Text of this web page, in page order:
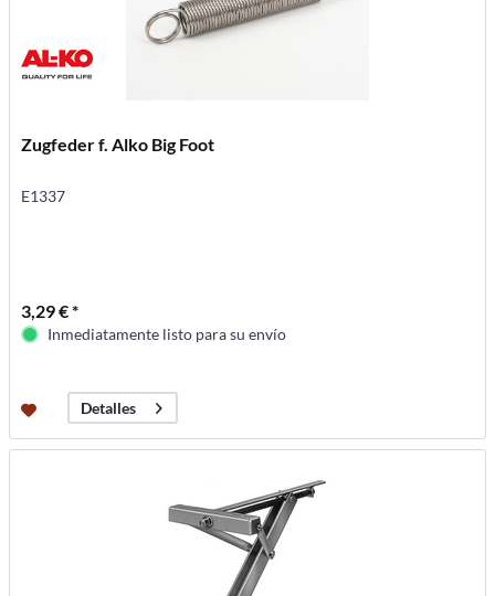
Zugfeder f. Alko Big Foot
E1337
3,29 € *
Inmediatamente listo para su envío
Detalles